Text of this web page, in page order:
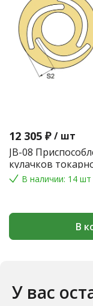
12 305 ₽ / шт
JB-08
кулачков
В наличии: 14 шт
В
У вас